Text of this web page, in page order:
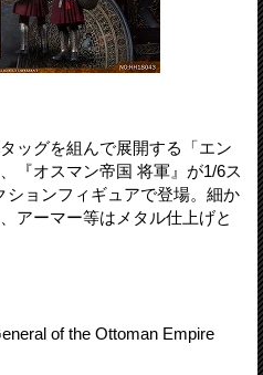
ッグを組んで展開する「エン
『オスマン帝国 将軍』が1/6ス
ョンフィギュアで登場。細か
アーマー等はメタル仕上げと
of the Ottoman Empire